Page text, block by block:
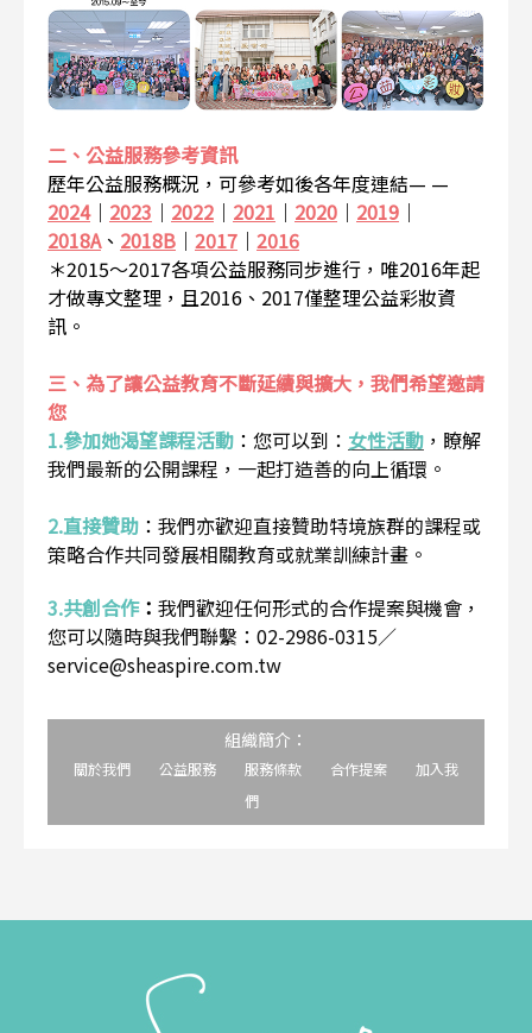
二、公益服務參考資訊
歷年公益服務概況，可參考如後各年度連結— —
2024｜ 2023 ｜ 2022 ｜ 2021 ｜ 2020 ｜ 2019 ｜
2018A、 2018B ｜ 2017 ｜ 2016
＊2015～2017各項公益服務同步進行，唯2016年起
才做專文整理，且2016、2017僅整理公益彩妝資
訊。
三、為了讓公益教育不斷延續與擴大，我們希望邀請
您
1.參加她渴望課程活動 ： 您可以到： 女性活動 ，瞭解
我們最新的公開課程，一起打造善的向上循環。
2.直接贊助 ： 我們亦歡迎直接贊助特境族群的課程或
策略合作共同發展相關教育或就業訓練計畫。
3.共創合作： 我們歡迎任何形式的合作提案與機會，
您可以隨時與我們聯繫：02-2986-0315／
service@sheaspire.com.tw
組織簡介：
關於我們 公益服務 服務條款 合作提案
加入我
們